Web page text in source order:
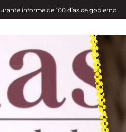
informe de 100 días de gobierno